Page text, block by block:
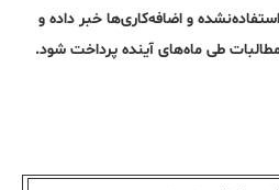
و اضافه‌کاری‌ها خبر داده و
مطالبات طی ماه‌های آینده پرداخت شود.